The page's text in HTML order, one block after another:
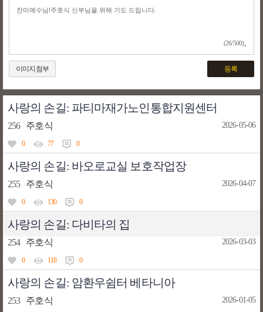
(26/500)
이미지첨부 등록
사랑의 손길: 파티마재가노인통합지원센터
256 주호식 2026-05-06
0 77 0
사랑의 손길: 바오로교실 보호작업장
255 주호식 2026-04-07
0 130 0
사랑의 손길: 다비타의 집
254 주호식 2026-03-03
0 118 0
사랑의 손길: 암환우쉼터 베타니아
253 주호식 2026-01-05